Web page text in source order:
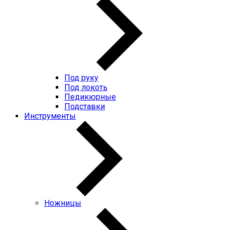
Под руку
Под локоть
Педикюрные
Подставки
Инструменты
Ножницы